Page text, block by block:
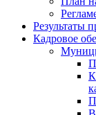
Результаты
Кадровое